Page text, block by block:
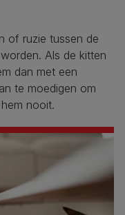
of ruzie tussen de
Als de kitten
dan met een
te moedigen om
nooit.